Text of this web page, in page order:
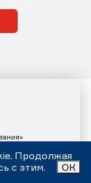
Продолжая
с этим.
ОК